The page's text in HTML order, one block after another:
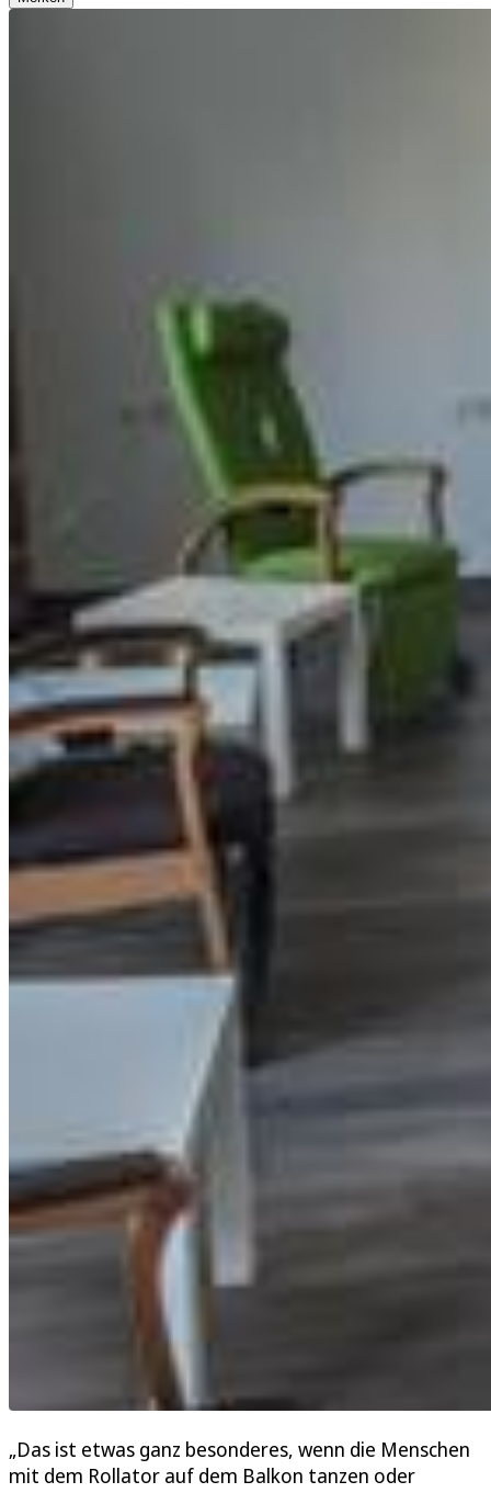
„Das ist etwas ganz besonderes, wenn die Menschen
mit dem Rollator auf dem Balkon tanzen oder